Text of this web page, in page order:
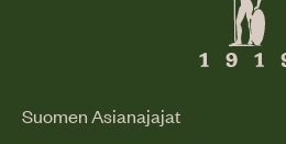
Suomen Asianajajat